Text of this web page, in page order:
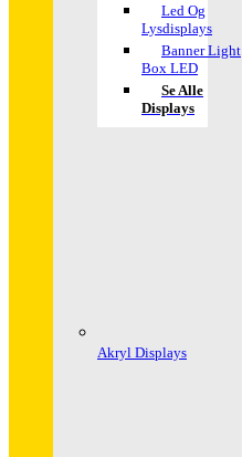
Led Og
Lysdisplays
Banner Light
Box LED
Se Alle
Displays
Akryl Displays